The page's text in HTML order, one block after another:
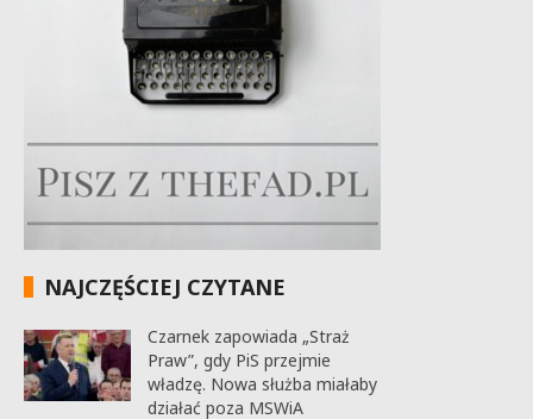
NAJCZĘŚCIEJ CZYTANE
Czarnek zapowiada „Straż
Praw”, gdy PiS przejmie
władzę. Nowa służba miałaby
działać poza MSWiA